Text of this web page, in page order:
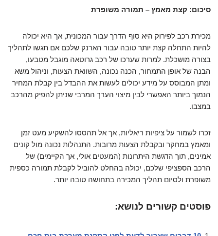
סיכום: קצת מאמץ – תמורה משופרת
מכירת רכב לפירוק היא סוף הדרך עבור המכונית, אך היא יכולה
להיות התחלה קצת יותר טובה עבור הארנק שלכם אם תגשו לתהליך
בצורה מושכלת. למרות שערכו של רכב גרוטאה מוגבל מטבעו,
הבנה של אופן התמחור, הכנה נכונה, השוואת הצעות, וניהול משא
ומתן המבוסס על מידע יכולים לעשות את ההבדל בין קבלת המחיר
הנמוך ביותר האפשרי לבין מיצוי הערך המרבי שניתן להפיק מהרכב
במצבו.
זכרו לשמור על ציפיות ריאליות, אך אל תהססו להשקיע מעט זמן
ומאמץ במחקר ובקבלת הצעות מרובות. התנהלות נכונה מול קונים
אמינים, תוך הדגשת היתרונות (המעטים אולי, אך הקיימים) של
הרכב הספציפי שלכם, יכולה בהחלט להוביל לקבלת תמורה כספית
משופרת ולסיום תהליך המכירה בתחושה טובה יותר.
פוסטים קשורים לנושא: